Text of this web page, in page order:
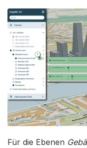
Für die Ebenen